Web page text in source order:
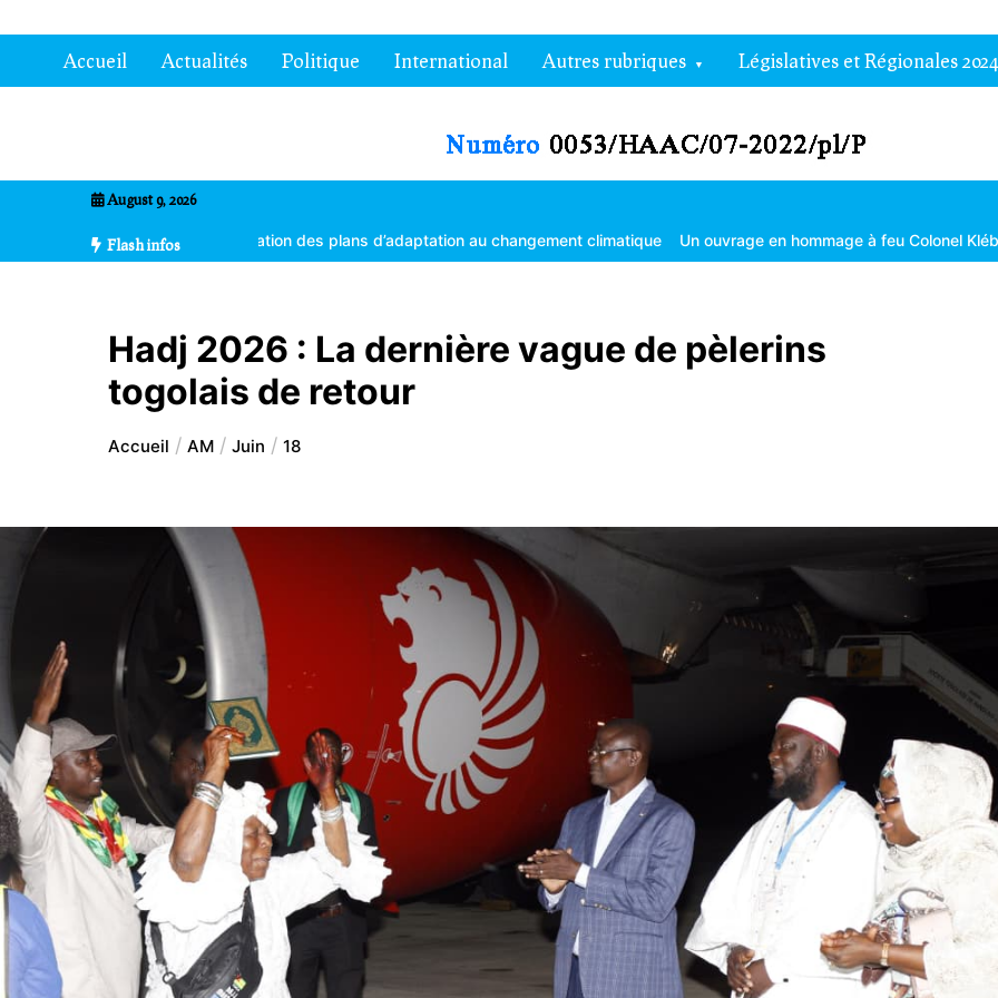
au
contenuAccueil Actualités Politique International Autres rubriques Législatives et Régionales 2024
August 9, 2026
Flash infos
formés à la vulgarisation des plans d’adaptation au changement climatique Un ouvrage en hommage à feu Colonel Kléber Dadjo
Hadj 2026 : La dernière vague de pèlerins
togolais de retour
Accueil AM Juin 18